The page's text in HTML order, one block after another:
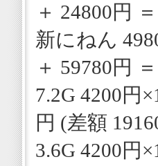
＋ 24800円
新にねん
＋ 59780円
7.2G 4200円
円 (差額
3.6G 4200円